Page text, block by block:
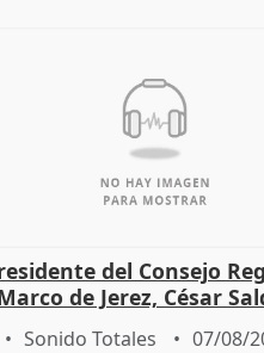
del Consejo
de Jerez, César
exportaciones
Sonido Totales 07/08/